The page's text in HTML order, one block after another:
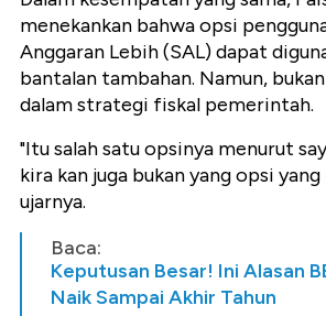
menekankan bahwa opsi
Anggaran Lebih (SAL) dapat
bantalan tambahan. Namun,
dalam strategi fiskal pemerintah.
"Itu salah satu opsinya menurut
kira kan juga bukan yang opsi
ujarnya.
Baca:
Keputusan Besar! Ini Alasan
Naik Sampai Akhir Tahun